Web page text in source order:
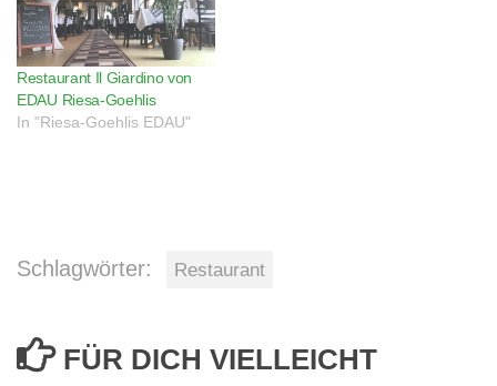
Restaurant Il Giardino von
EDAU Riesa-Goehlis
In "Riesa-Goehlis EDAU"
Schlagwörter: Restaurant
FÜR DICH VIELLEICHT